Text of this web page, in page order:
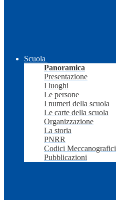
Scuola
Panoramica
Presentazione
I luoghi
Le persone
I numeri della scuola
Le carte della scuola
Organizzazione
La storia
PNRR
Codici Meccanografici
Pubblicazioni